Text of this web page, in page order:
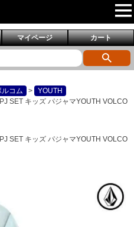
マイページ カート
コム
YOUTH
SET キッズ パジャマYOUTH VOLCO
SET キッズ パジャマYOUTH VOLCO